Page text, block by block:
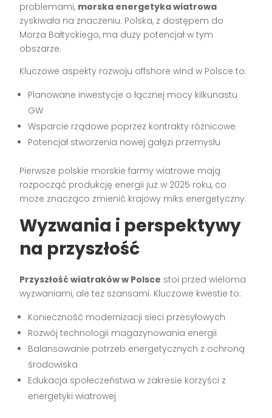
problemami, morska energetyka wiatrowa
zyskiwała na znaczeniu. Polska, z dostępem do
Morza Bałtyckiego, ma duży potencjał w tym
obszarze.
Kluczowe aspekty rozwoju offshore wind w Polsce to:
Planowane inwestycje o łącznej mocy kilkunastu
GW
Wsparcie rządowe poprzez kontrakty różnicowe
Potencjał stworzenia nowej gałęzi przemysłu
Pierwsze polskie morskie farmy wiatrowe mają
rozpocząć produkcję energii już w 2025 roku, co
może znacząco zmienić krajowy miks energetyczny.
Wyzwania i perspektywy
na przyszłość
Przyszłość wiatraków w Polsce stoi przed wieloma
wyzwaniami, ale też szansami. Kluczowe kwestie to:
Konieczność modernizacji sieci przesyłowych
Rozwój technologii magazynowania energii
Balansowanie potrzeb energetycznych z ochroną
środowiska
Edukacja społeczeństwa w zakresie korzyści z
energetyki wiatrowej